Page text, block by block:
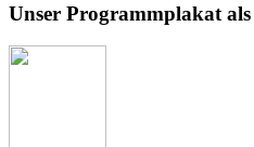
Unser Programmplakat